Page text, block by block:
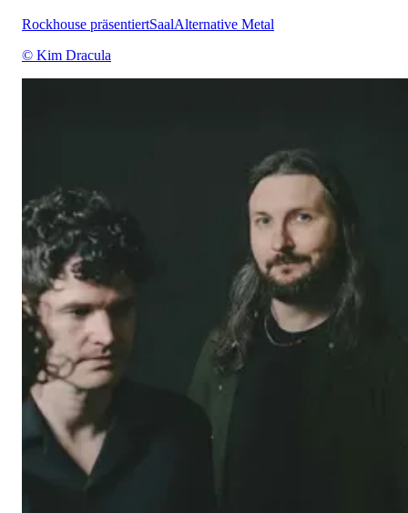
Rockhouse präsentiertSaalAlternative Metal
© Kim Dracula